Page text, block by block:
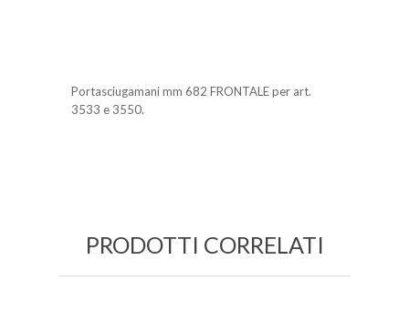
Portasciugamani mm 682 FRONTALE per art.
3533 e 3550.
PRODOTTI CORRELATI